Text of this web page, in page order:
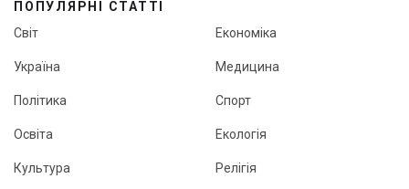
ПОПУЛЯРНІ СТАТТІ
Світ
Україна
Політика
Освіта
Культура
Економіка
Медицина
Спорт
Екологія
Релігія